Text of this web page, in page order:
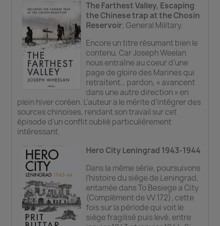
The Farthest Valley, Escaping
the Chinese trap at the Chosin
Reservoir, General Military.
Encore un titre résumant bien le
contenu. Car Joseph Weelan
nous entraîne au coeur d’une
page de gloire des Marines qui
retraitent… pardon, « avancent
dans une autre direction » en
plein hiver coréen. L’auteur a le mérite d’intégrer des
sources chinoises, rendant son travail sur cet
épisode d’un conflit oublié particulièrement
intéressant.
Hero City Leningrad 1943-1944
Dans la même série, poursuivons
l’histoire du siège de Leningrad,
entamée dans To Besiege a City
(Complément de VV 172), cette
fois sur la période qui voit le
siège fragilisé puis levé, entre